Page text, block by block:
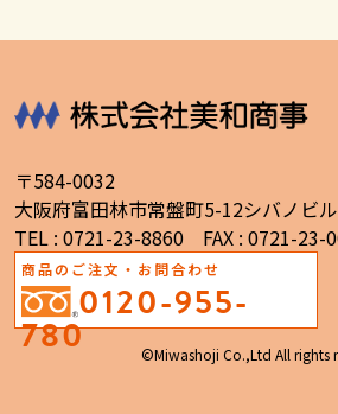
〒584-0032
大阪府富田林市常盤町5-12シバノビ
TEL : 0721-23-8860 FAX : 0721-23-
商品のご注文・お問合わせ
0120-955-
780 ©Miwashoji Co.,Ltd All rights